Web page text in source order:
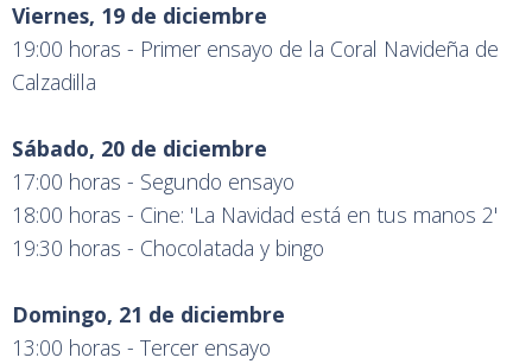
Viernes, 19 de diciembre
19:00 horas - Primer ensayo de la Coral Navideña de
Calzadilla
Sábado, 20 de diciembre
17:00 horas - Segundo ensayo
18:00 horas - Cine: 'La Navidad está en tus manos 2'
19:30 horas - Chocolatada y bingo
Domingo, 21 de diciembre
13:00 horas - Tercer ensayo